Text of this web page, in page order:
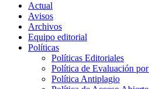
Actual
Avisos
Archivos
Equipo editorial
Políticas
Políticas Editoriales
Política de Evaluación por
Política Antiplagio